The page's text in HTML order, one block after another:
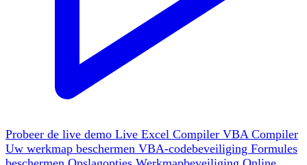
Probeer de live demo Live Excel Compiler VBA Compiler
Uw werkmap beschermen VBA-codebeveiliging Formules